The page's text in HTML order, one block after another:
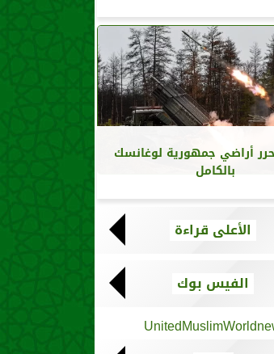
أراضي جمهورية لوغانسك
بالكامل
الأعلى قراءة
الفيس بوك